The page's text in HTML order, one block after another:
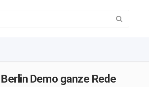
Demo ganze Rede